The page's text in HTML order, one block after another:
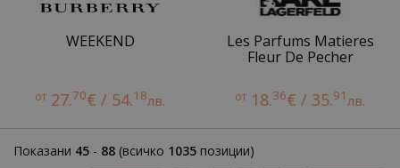
WEEKEND
от 27.70€ / 54.18лв.
Les Parfums Matieres
Fleur De Pecher
от 18.36€ / 35.91лв.
Показани 45 - 88 (всичко 1035 позиции)